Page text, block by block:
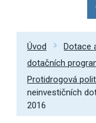
Úvod Dotace
dotačních
Protidrogová
neinvestičních
2016